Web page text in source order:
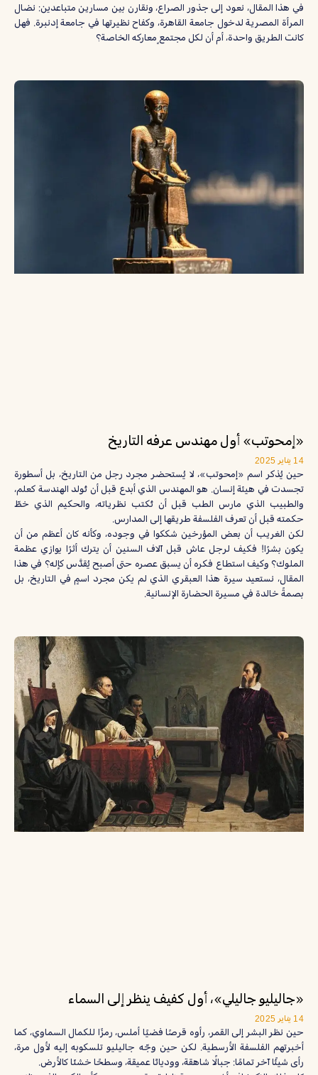
في هذا المقال، نعود إلى جذور الصراع، ونقارن بين مسارين متباعدين: نضال
المرأة المصرية لدخول جامعة القاهرة، وكفاح نظيرتها في جامعة إدنبرة. فهل
كانت الطريق واحدة، أم أن لكل مجتمعٍ معاركه الخاصة؟
«إمحوتب» أول مهندس عرفه التاريخ
14 يناير 2025
حين يُذكر اسم «إمحوتب»، لا يُستحضر مجرد رجل من التاريخ، بل أسطورة
تجسدت في هيئة إنسان. هو المهندس الذي أبدع قبل أن تُولد الهندسة كعلم،
والطبيب الذي مارس الطب قبل أن تُكتب نظرياته، والحكيم الذي خطّ
حكمته قبل أن تعرف الفلسفة طريقها إلى المدارس.
لكن الغريب أن بعض المؤرخين شككوا في وجوده، وكأنه كان أعظم من أن
يكون بشرًا! فكيف لرجل عاش قبل آلاف السنين أن يترك أثرًا يوازي عظمة
الملوك؟ وكيف استطاع فكره أن يسبق عصره حتى أصبح يُقدَّس كإله؟ في هذا
المقال، نستعيد سيرة هذا العبقري الذي لم يكن مجرد اسمٍ في التاريخ، بل
بصمةً خالدة في مسيرة الحضارة الإنسانية.
«جاليليو جاليلي»، أول كفيف ينظر إلى السماء
14 يناير 2025
حين نظر البشر إلى القمر، رأوه قرصًا فضيًا أملس، رمزًا للكمال السماوي، كما
أخبرتهم الفلسفة الأرسطية. لكن حين وجّه جاليليو تلسكوبه إليه لأول مرة،
رأى شيئًا آخر تمامًا: جبالًا شاهقة، ووديانًا عميقة، وسطحًا خشنًا كالأرض.